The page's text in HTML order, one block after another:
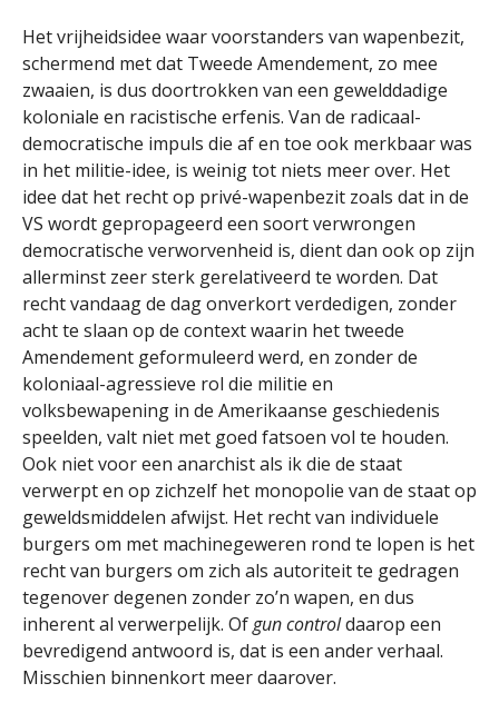
Het vrijheidsidee waar voorstanders van wapenbezit,
schermend met dat Tweede Amendement, zo mee
zwaaien, is dus doortrokken van een gewelddadige
koloniale en racistische erfenis. Van de radicaal-
democratische impuls die af en toe ook merkbaar was
in het militie-idee, is weinig tot niets meer over. Het
idee dat het recht op privé-wapenbezit zoals dat in de
VS wordt gepropageerd een soort verwrongen
democratische verworvenheid is, dient dan ook op zijn
allerminst zeer sterk gerelativeerd te worden. Dat
recht vandaag de dag onverkort verdedigen, zonder
acht te slaan op de context waarin het tweede
Amendement geformuleerd werd, en zonder de
koloniaal-agressieve rol die militie en
volksbewapening in de Amerikaanse geschiedenis
speelden, valt niet met goed fatsoen vol te houden.
Ook niet voor een anarchist als ik die de staat
verwerpt en op zichzelf het monopolie van de staat op
geweldsmiddelen afwijst. Het recht van individuele
burgers om met machinegeweren rond te lopen is het
recht van burgers om zich als autoriteit te gedragen
tegenover degenen zonder zo’n wapen, en dus
inherent al verwerpelijk. Ofgun controldaarop een
bevredigend antwoord is, dat is een ander verhaal.
Misschien binnenkort meer daarover.